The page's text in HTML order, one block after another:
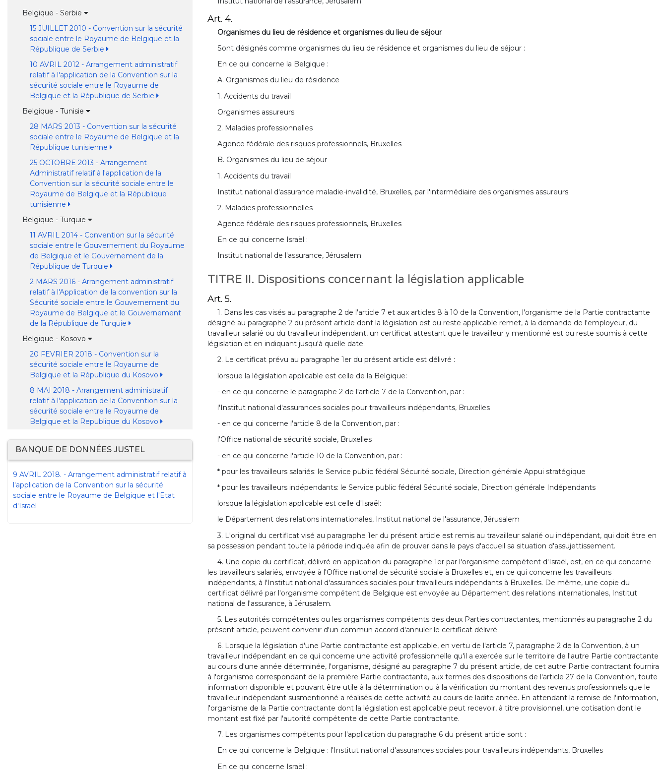
Belgique - Serbie
15 JUILLET 2010 - Convention sur la sécurité
sociale entre le Royaume de Belgique et la
République de Serbie
10 AVRIL 2012 - Arrangement administratif
relatif à l'application de la Convention sur la
sécurité sociale entre le Royaume de
Belgique et la République de Serbie
Belgique - Tunisie
28 MARS 2013 - Convention sur la sécurité
sociale entre le Royaume de Belgique et la
République tunisienne
25 OCTOBRE 2013 - Arrangement
Administratif relatif à l'application de la
Convention sur la sécurité sociale entre le
Royaume de Belgique et la République
tunisienne
Belgique - Turquie
11 AVRIL 2014 - Convention sur la sécurité
sociale entre le Gouvernement du Royaume
de Belgique et le Gouvernement de la
République de Turquie
2 MARS 2016 - Arrangement administratif
relatif à l'Application de la convention sur la
Sécurité sociale entre le Gouvernement du
Royaume de Belgique et le Gouvernement
de la République de Turquie
Belgique - Kosovo
20 FEVRIER 2018 - Convention sur la
sécurité sociale entre le Royaume de
Belgique et la République du Kosovo
8 MAI 2018 - Arrangement administratif
relatif à l'application de la Convention sur la
sécurité sociale entre le Royaume de
Belgique et la Republique du Kosovo
BANQUE DE DONNÉES JUSTEL
9 AVRIL 2018. - Arrangement administratif relatif à
l'application de la Convention sur la sécurité
sociale entre le Royaume de Belgique et l'Etat
d'Israël
Art. 4.
Organismes du lieu de résidence et organismes du lieu de séjour
Sont désignés comme organismes du lieu de résidence et organismes du lieu de séjour :
En ce qui concerne la Belgique :
A. Organismes du lieu de résidence
1. Accidents du travail
Organismes assureurs
2. Maladies professionnelles
Agence fédérale des risques professionnels, Bruxelles
B. Organismes du lieu de séjour
1. Accidents du travail
Institut national d'assurance maladie-invalidité, Bruxelles, par l'intermédiaire des organismes assureurs
2. Maladies professionnelles
Agence fédérale des risques professionnels, Bruxelles
En ce qui concerne Israël :
Institut national de l'assurance, Jérusalem
TITRE II. Dispositions concernant la législation applicable
Art. 5.
1. Dans les cas visés au paragraphe 2 de l'article 7 et aux articles 8 à 10 de la Convention, l'organisme de la Partie contractante
désigné au paragraphe 2 du présent article dont la législation est ou reste applicable remet, à la demande de l'employeur, du
travailleur salarié ou du travailleur indépendant, un certificat attestant que le travailleur y mentionné est ou reste soumis à cette
législation et en indiquant jusqu'à quelle date.
2. Le certificat prévu au paragraphe 1er du présent article est délivré :
lorsque la législation applicable est celle de la Belgique:
- en ce qui concerne le paragraphe 2 de l'article 7 de la Convention, par :
l'Institut national d'assurances sociales pour travailleurs indépendants, Bruxelles
- en ce qui concerne l'article 8 de la Convention, par :
l'Office national de sécurité sociale, Bruxelles
- en ce qui concerne l'article 10 de la Convention, par :
* pour les travailleurs salariés: le Service public fédéral Sécurité sociale, Direction générale Appui stratégique
* pour les travailleurs indépendants: le Service public fédéral Sécurité sociale, Direction générale Indépendants
lorsque la législation applicable est celle d'Israël:
le Département des relations internationales, Institut national de l'assurance, Jérusalem
3. L'original du certificat visé au paragraphe 1er du présent article est remis au travailleur salarié ou indépendant, qui doit être en
sa possession pendant toute la période indiquée afin de prouver dans le pays d'accueil sa situation d'assujettissement.
4. Une copie du certificat, délivré en application du paragraphe 1er par l'organisme compétent d'Israël, est, en ce qui concerne
les travailleurs salariés, envoyée à l'Office national de sécurité sociale à Bruxelles et, en ce qui concerne les travailleurs
indépendants, à l'Institut national d'assurances sociales pour travailleurs indépendants à Bruxelles. De même, une copie du
certificat délivré par l'organisme compétent de Belgique est envoyée au Département des relations internationales, Institut
national de l'assurance, à Jérusalem.
5. Les autorités compétentes ou les organismes compétents des deux Parties contractantes, mentionnés au paragraphe 2 du
présent article, peuvent convenir d'un commun accord d'annuler le certificat délivré.
6. Lorsque la législation d'une Partie contractante est applicable, en vertu de l'article 7, paragraphe 2 de la Convention, à un
travailleur indépendant en ce qui concerne une activité professionnelle qu'il a exercée sur le territoire de l'autre Partie contractante
au cours d'une année déterminée, l'organisme, désigné au paragraphe 7 du présent article, de cet autre Partie contractant fournira
à l'organisme correspondant de la première Partie contractante, aux termes des dispositions de l'article 27 de la Convention, toute
information disponible et pouvant être utile à la détermination ou à la vérification du montant des revenus professionnels que le
travailleur indépendant susmentionné a réalisés de cette activité au cours de ladite année. En attendant la remise de l'information,
l'organisme de la Partie contractante dont la législation est applicable peut recevoir, à titre provisionnel, une cotisation dont le
montant est fixé par l'autorité compétente de cette Partie contractante.
7. Les organismes compétents pour l'application du paragraphe 6 du présent article sont :
En ce qui concerne la Belgique : l'Institut national d'assurances sociales pour travailleurs indépendants, Bruxelles
En ce qui concerne Israël :